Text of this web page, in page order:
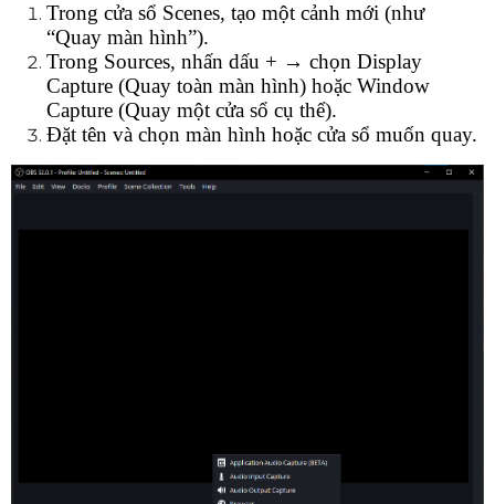
Trong cửa sổ Scenes, tạo một cảnh mới (như
“Quay màn hình”).
Trong Sources, nhấn dấu + → chọn Display
Capture (Quay toàn màn hình) hoặc Window
Capture (Quay một cửa sổ cụ thể).
Đặt tên và chọn màn hình hoặc cửa sổ muốn quay.